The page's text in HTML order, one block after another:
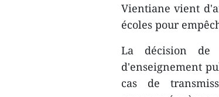
Vientiane vient
écoles pour
La décision de
d'enseignement
cas de